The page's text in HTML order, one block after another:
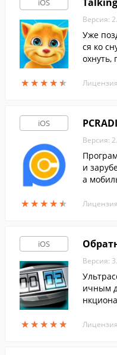
iOS
★★★★★
★★★★★
Версия:
Уже
ся ко
охнуть,
iOS
★★★★★
★★★★★
Версия:
и
а
iOS
★★★★★
★★★★★
Версия:
ичным
удет